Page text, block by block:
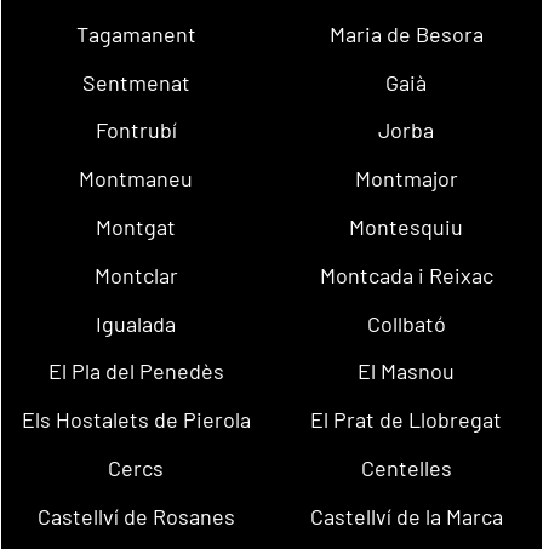
Tagamanent
Maria de Besora
Sentmenat
Gaià
Fontrubí
Jorba
Montmaneu
Montmajor
Montgat
Montesquiu
Montclar
Montcada i Reixac
Igualada
Collbató
El Pla del Penedès
El Masnou
Els Hostalets de Pierola
El Prat de Llobregat
Cercs
Centelles
Castellví de Rosanes
Castellví de la Marca